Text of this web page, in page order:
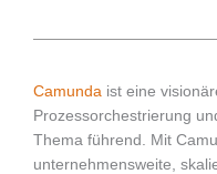
Camunda ist eine
Prozessorchestrierung
Thema führend. Mit
unternehmensweite,